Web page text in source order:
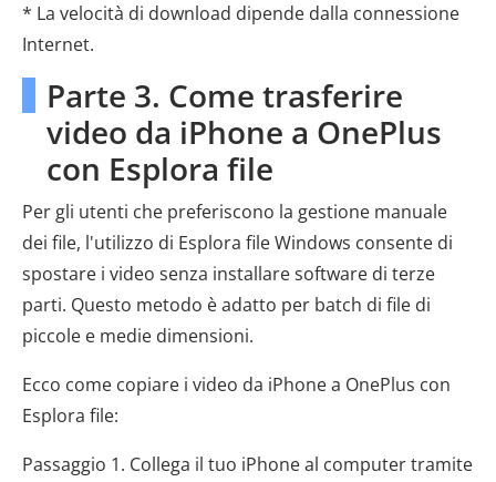
* La velocità di download dipende dalla connessione
Internet.
Parte 3. Come trasferire
video da iPhone a OnePlus
con Esplora file
Per gli utenti che preferiscono la gestione manuale
dei file, l'utilizzo di Esplora file Windows consente di
spostare i video senza installare software di terze
parti. Questo metodo è adatto per batch di file di
piccole e medie dimensioni.
Ecco come copiare i video da iPhone a OnePlus con
Esplora file:
Passaggio 1. Collega il tuo iPhone al computer tramite